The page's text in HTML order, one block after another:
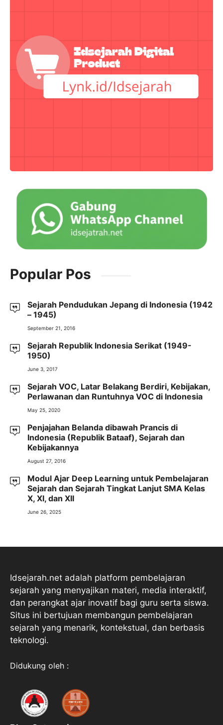
Popular Pos
Sejarah Pendudukan Jepang di Indonesia (1942
– 1945)
September 21, 2016
Sejarah Republik Indonesia Serikat (1949-
1950)
June 3, 2017
Sejarah VOC, Latar Belakang Berdiri, Kebijakan,
Perlawanan dan Runtuhnya VOC di Indonesia
May 25, 2020
Penjajahan Belanda dibawah Prancis di
Indonesia (Republik Bataaf), Sejarah dan
Kebijakannya
August 27, 2016
Modul Ajar Deep Learning untuk Pembelajaran
Sejarah dan Sejarah Tingkat Lanjut SMA Kelas
X, XI, dan XII
June 26, 2025
Idsejarah.net adalah platform pembelajaran
sejarah yang menyajikan materi, media interaktif,
dan perangkat ajar inovatif bagi guru serta siswa.
Situs ini bertujuan membangun pembelajaran
sejarah yang menarik, kontekstual, dan berbasis
teknologi.
Didukung oleh :